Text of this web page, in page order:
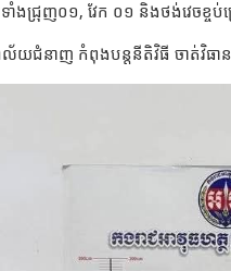
ាំងជ្រុញ០១, វែក ០១ និងថង់វេចខ្
ាល័យជំនាញ កំពុងបន្តនីតិវិធី ចាត់វិធាន